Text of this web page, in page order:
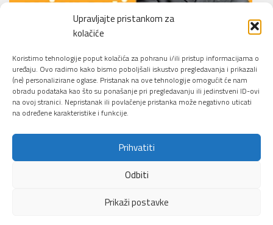
Upravljajte pristankom za
kolačiće
Koristimo tehnologije poput kolačića za pohranu i/ili pristup informacijama o
uređaju. Ovo radimo kako bismo poboljšali iskustvo pregledavanja i prikazali
(ne) personalizirane oglase. Pristanak na ove tehnologije omogućit će nam
obradu podataka kao što su ponašanje pri pregledavanju ili jedinstveni ID-ovi
na ovoj stranici. Nepristanak ili povlačenje pristanka može negativno uticati
na određene karakteristike i funkcije.
Prihvatiti
Odbiti
Prikaži postavke
Li.O.N.S. Smoking Cessation Method